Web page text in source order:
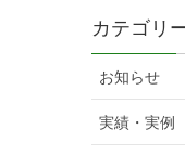
カテゴリ
お知らせ
実績・実例